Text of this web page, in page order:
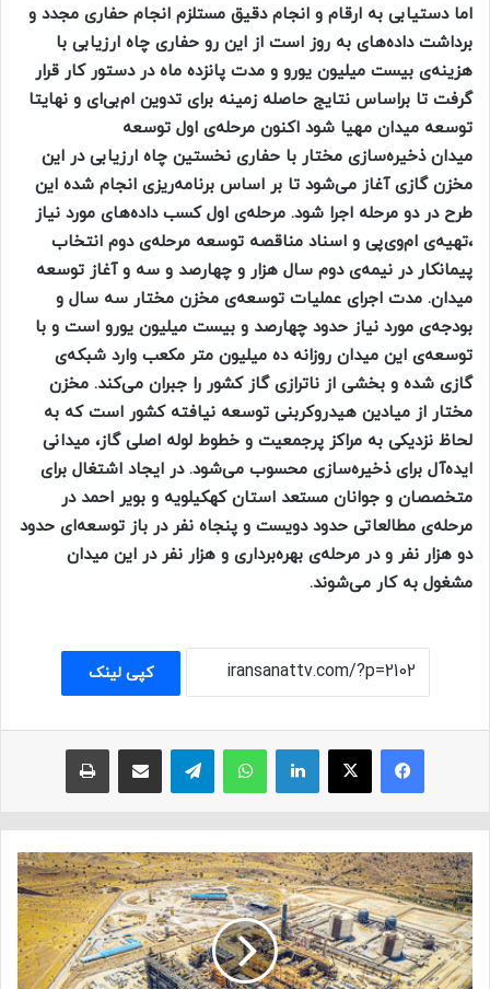
اما دستیابی به ارقام و انجام دقیق مستلزم انجام حفاری مجدد و
برداشت داده‌های به روز است از این رو حفاری چاه ارزیابی با
هزینه‌ی بیست میلیون یورو و مدت پانزده ماه در دستور کار قرار
گرفت تا براساس نتایج حاصله زمینه برای تدوین ام‌بی‌ای و نهایتا
توسعه میدان مهیا شود اکنون مرحله‌ی اول توسعه
میدانذخیره‌سازی مختار با حفاری نخستین چاه ارزیابی در این
مخزن گازی آغاز می‌شود تا بر اساس برنامه‌ریزی انجام شده این
طرح در دو مرحله اجرا شود. مرحله‌ی اول کسب داده‌های مورد نیاز
،تهیه‌ی ام‌وی‌پی و اسناد مناقصه توسعه مرحله‌ی دوم انتخاب
پیمانکار در نیمه‌ی دوم سال هزار و چهارصد و سه و آغاز توسعه
میدان. مدت اجرای عملیات توسعه‌ی مخزن مختار سه سال و
بودجه‌ی مورد نیاز حدود چهارصد و بیست میلیون یورو است و با
توسعه‌ی این میدان روزانه ده میلیون متر مکعب وارد شبکه‌ی
گازی شده و بخشی از ناترازی گاز کشور را جبران می‌کند. مخزن
مختار از میادین هیدروکربنی توسعه نیافتهکشور است که به
لحاظ نزدیکی به مراکز پرجمعیت و خطوط لوله اصلی گاز، میدانی
ایده‌آل برای ذخیره‌سازی محسوب می‌شود. در ایجاد اشتغال برای
متخصصان و جوانان مستعد استان کهکیلویه و بویر احمد در
مرحله‌ی مطالعاتی حدود دویست و پنجاه نفر در باز توسعه‌ای حدود
دو هزار نفر و در مرحله‌ی بهره‌برداری و هزار نفر در این میدان
مشغول به کار می‌شوند.
کپی لینک
فیسبوک ایکس لینکداین واتس آپ تلگرام